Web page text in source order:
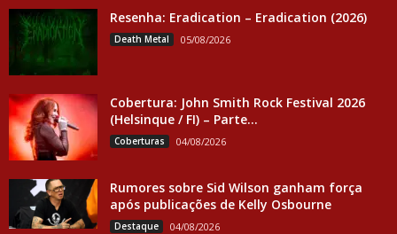
Resenha: Eradication – Eradication (2026)
Death Metal 05/08/2026
Cobertura: John Smith Rock Festival 2026
(Helsinque / FI) – Parte...
Coberturas 04/08/2026
Rumores sobre Sid Wilson ganham força
após publicações de Kelly Osbourne
Destaque 04/08/2026